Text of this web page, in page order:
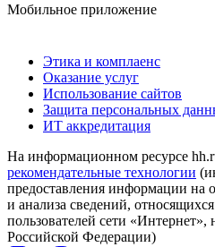
Мобильное приложение
Этика и комплаенс
Оказание услуг
Использование сайтов
Защита персональных
ИТ аккредитация
На информационном ресурсе
рекомендательные технологии
предоставления информации на
и анализа сведений,
пользователей сети
Российской Федерации)